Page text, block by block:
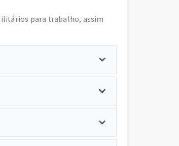
para trabalho, assim